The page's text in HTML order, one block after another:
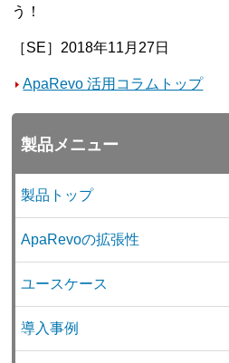
う！
［SE］2018年11月27日
ApaRevo 活用コラムトップ
製品メニュー
製品トップ
ApaRevoの拡張性
ユースケース
導入事例